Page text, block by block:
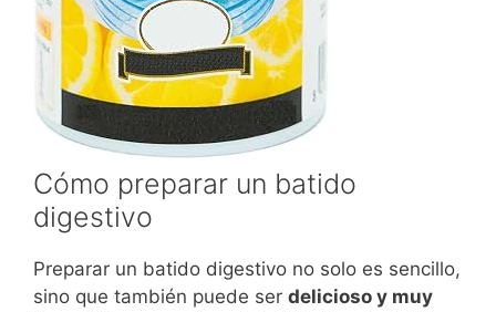
Cómo preparar un batido
digestivo
Preparar un batido digestivo no solo es sencillo,
sino que también puede ser delicioso y muy